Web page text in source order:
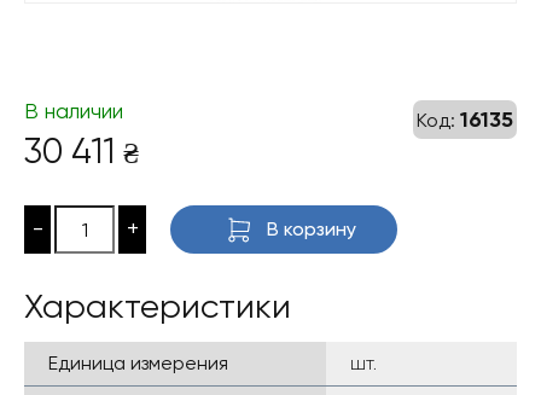
Код: 16135
В наличии
30 411 ₴
- + В корзину
Характеристики
Единица измерения
шт.